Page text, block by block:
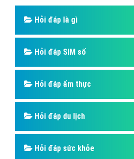
Hỏi đáp là gì
Hỏi đáp SIM số
Hỏi đáp ẩm thực
Hỏi đáp du lịch
Hỏi đáp sức khỏe